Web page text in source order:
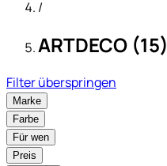
/
ARTDECO (15)
Filter überspringen
Marke
Farbe
Für wen
Preis